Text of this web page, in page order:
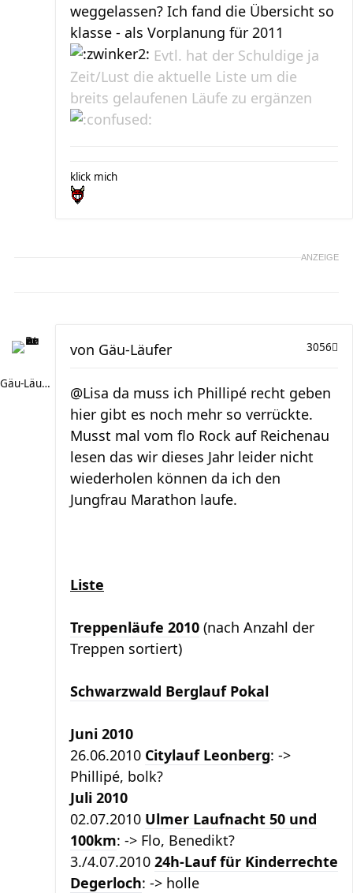
weggelassen? Ich fand die Übersicht so
klasse - als Vorplanung für 2011
Evtl. hat der Schuldige ja
Zeit/Lust die aktuelle Liste um die
breits gelaufenen Läufe zu ergänzen
klick mich
ANZEIGE
Gäu-Läufer
3056
von Gäu-Läufer
@Lisa da muss ich Phillipé recht geben
hier gibt es noch mehr so verrückte.
Musst mal vom flo Rock auf Reichenau
lesen das wir dieses Jahr leider nicht
wiederholen können da ich den
Jungfrau Marathon laufe.
Liste
Treppenläufe 2010 (nach Anzahl der
Treppen sortiert)
Schwarzwald Berglauf Pokal
Juni 2010
26.06.2010 Citylauf Leonberg: ->
Phillipé, bolk?
Juli 2010
02.07.2010 Ulmer Laufnacht 50 und
100km: -> Flo, Benedikt?
3./4.07.2010 24h-Lauf für Kinderrechte
Degerloch: -> holle